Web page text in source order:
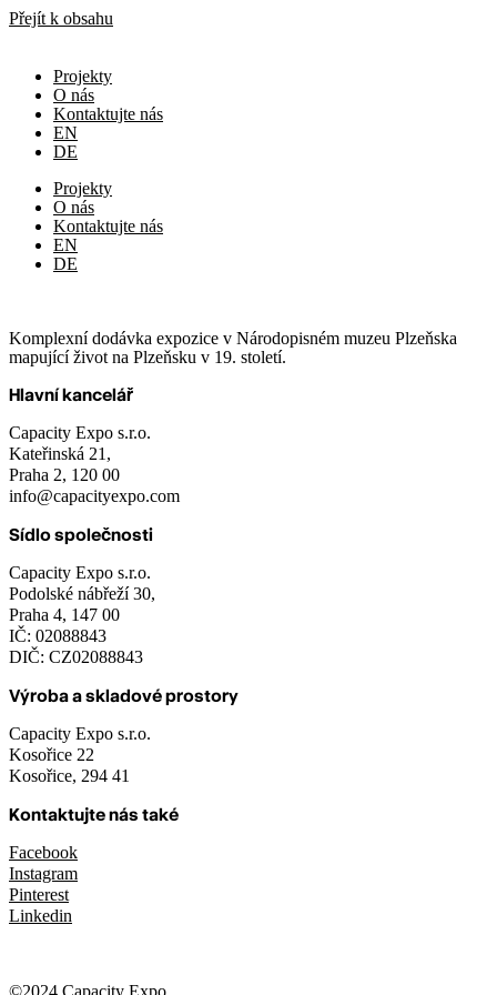
Přejít k obsahu
Projekty
O nás
Kontaktujte nás
EN
DE
Projekty
O nás
Kontaktujte nás
EN
DE
Komplexní dodávka expozice v Národopisném muzeu Plzeňska
mapující život na Plzeňsku v 19. století.
Hlavní kancelář
Capacity Expo s.r.o.
Kateřinská 21,
Praha 2, 120 00
info@capacityexpo.com
Sídlo společnosti
Capacity Expo s.r.o.
Podolské nábřeží 30,
Praha 4, 147 00
IČ: 02088843
DIČ: CZ02088843
Výroba a skladové prostory
Capacity Expo s.r.o.
Kosořice 22
Kosořice, 294 41
Kontaktujte nás také
Facebook
Instagram
Pinterest
Linkedin
©2024 Capacity Expo